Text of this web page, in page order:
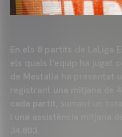
En els 8 partits de LaLiga
els quals l'equip ha jugat